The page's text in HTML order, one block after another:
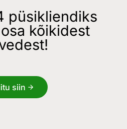
püsikliendiks
kõikidest
siin